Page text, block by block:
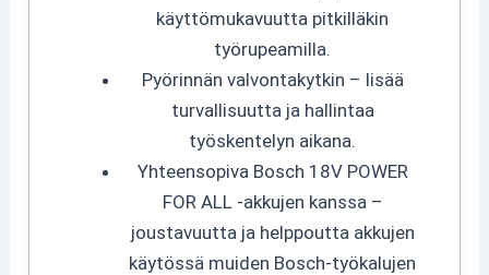
käyttömukavuutta pitkilläkin
työrupeamilla.
Pyörinnän valvontakytkin – lisää
turvallisuutta ja hallintaa
työskentelyn aikana.
Yhteensopiva Bosch 18V POWER
FOR ALL -akkujen kanssa –
joustavuutta ja helppoutta akkujen
käytössä muiden Bosch-työkalujen